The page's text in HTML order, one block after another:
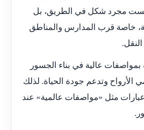
مجرد شكل في الطريق، بل
خاصة قرب المدارس والمناطق
بمواصفات عالية في بناء الجسور
الأرواح وتدعم جودة الحياة. لذلك
مثل «مواصفات عالمية» عند